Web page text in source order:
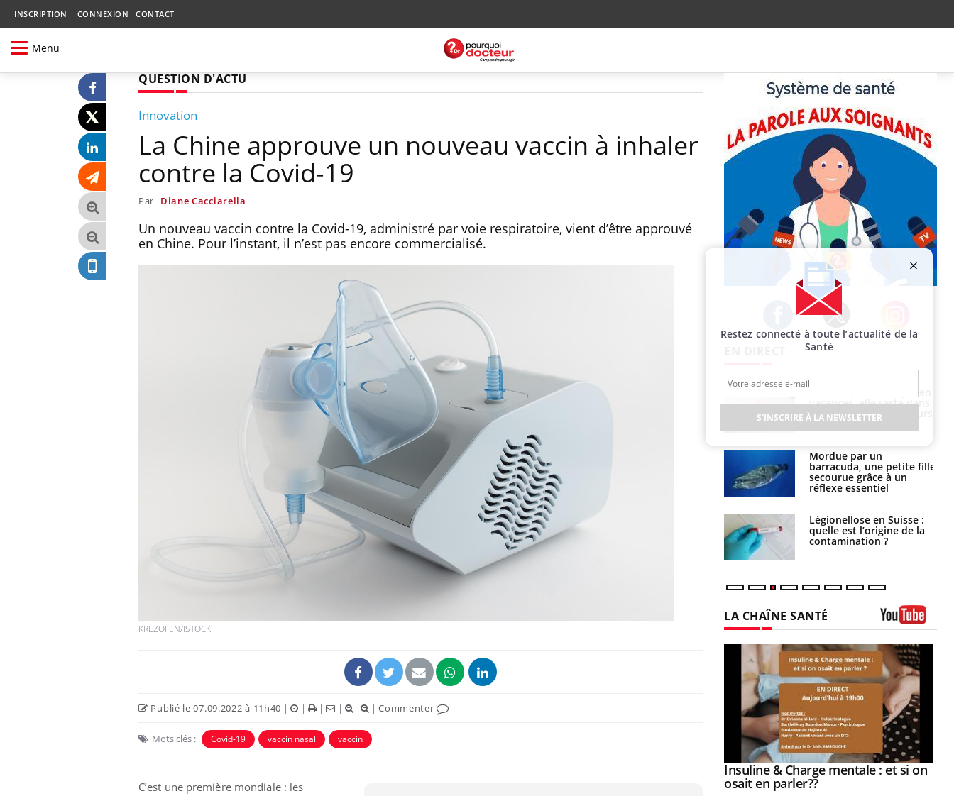
INSCRIPTION CONNEXION CONTACT
Menu
QUESTION D'ACTU
Innovation
La Chine approuve un nouveau vaccin à inhaler
contre la Covid-19
Par Diane Cacciarella
Un nouveau vaccin contre la Covid-19, administré par voie respiratoire, vient d’être approuvé
en Chine. Pour l’instant, il n’est pas encore commercialisé.
KREZOFEN/ISTOCK
Publié le 07.09.2022 à 11h40 | | | | |Commenter
Mots clés : Covid-19 vaccin nasal vaccin
C’est une première mondiale : les
Facebook Twitter Instagram
Pourquoi votre ventre
jours de vos vacances ?
noyade grimpe-t-il ?
Le Viagra pourrait-il
freiner la propagation du
Pourquoi manger moins
de protéines pourrait
finalement être bénéfique
Grossesse et chaleur : ce
que dit la science
Le smartphone nuit-il à
l'apprentissage de la
lecture ?
vacances, elle reste dans
le coma pendant 42 jours
Mordue par un
barracuda, une petite fille
secourue grâce à un
réflexe essentiel
Légionellose en Suisse :
quelle est l’origine de la
contamination ?
une nouvelle arme contre
les réactions sévères
Comment gérer le
sommeil des enfants en
vacances ?
Bilan prévention : ce que
les kinés pourront
bientôt faire
LA CHAÎNE SANTÉ
expliquer ma maladieYoutube prévenir
Youtube
Insuline & Charge mentale : et si on
osait en parler??Youtube
Restez connecté à toute l’actualité de la
Santé
S'INSCRIRE À LA NEWSLETTER